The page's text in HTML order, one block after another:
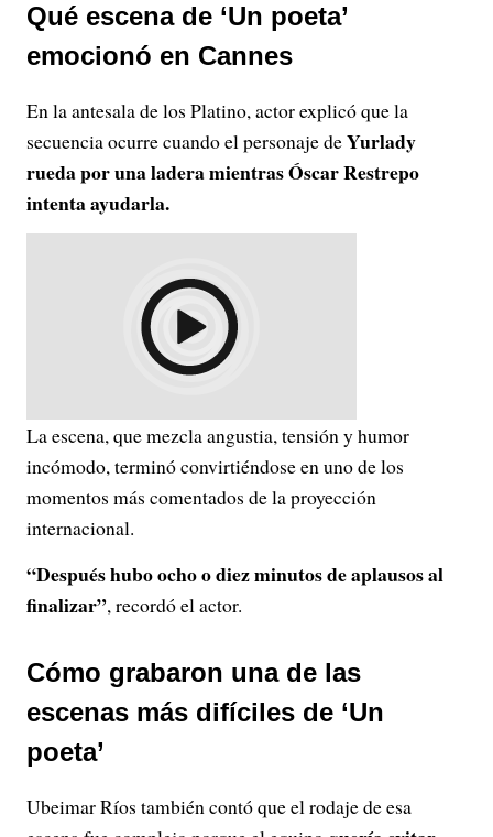
Qué escena de ‘Un poeta’
emocionó en Cannes
En la antesala de los Platino, actor explicó que la
secuencia ocurre cuando el personaje deYurlady
rueda por una ladera mientras Óscar Restrepo
intenta ayudarla.
La escena, que mezcla angustia, tensión y humor
incómodo, terminó convirtiéndose en uno de los
momentos más comentados de la proyección
internacional.
“Después hubo ocho o diez minutos de aplausos al
finalizar”, recordó el actor.
Cómo grabaron una de las
escenas más difíciles de ‘Un
poeta’
Ubeimar Ríos también contó que el rodaje de esa